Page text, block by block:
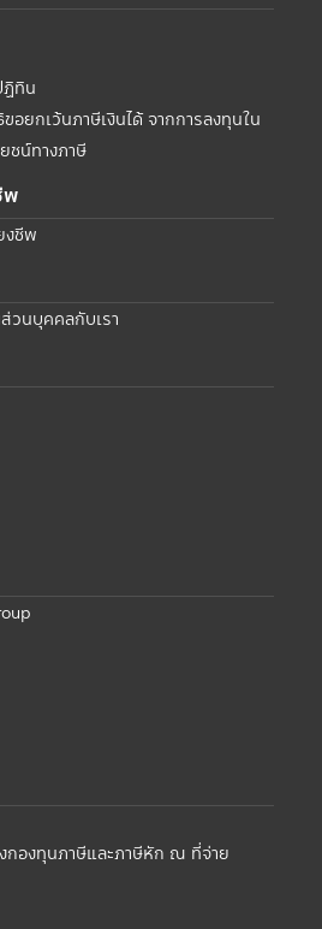
ฏิทิน
อยกเว้นภาษีเงินได้ จากการลงทุนใน
ชน์ทางภาษี
พ
งชีพ
วนบุคคลกับเรา
กองทุนภาษีและภาษีหัก ณ ที่จ่าย